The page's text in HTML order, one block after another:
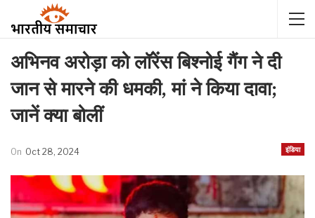
अभिनव अरोड़ा को लॉरेंस बिश्नोई गैंग ने दी
जान से मारने की धमकी, मां ने किया दावा;
जानें क्या बोलीं
इंडिया
On Oct 28, 2024